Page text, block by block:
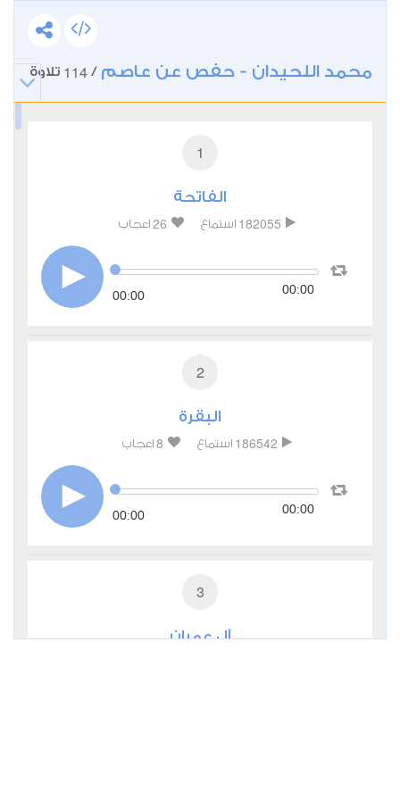
محمد اللحيدان - حفص عن عاصم /
114 تلاوة
1
الفاتحة
182055 استماع 26 اعجاب
00:00 00:00
2
البقرة
186542 استماع 8 اعجاب
00:00 00:00
3
آل عمران